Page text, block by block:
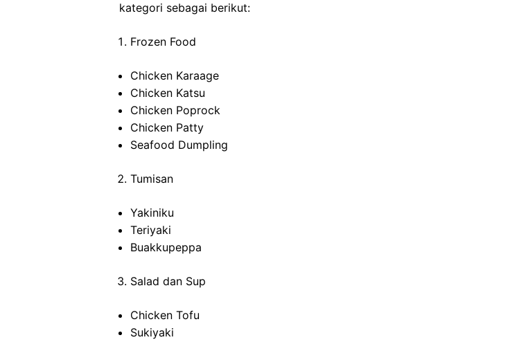
kategori sebagai berikut:
Frozen Food
Chicken Karaage
Chicken Katsu
Chicken Poprock
Chicken Patty
Seafood Dumpling
Tumisan
Yakiniku
Teriyaki
Buakkupeppa
Salad dan Sup
Chicken Tofu
Sukiyaki